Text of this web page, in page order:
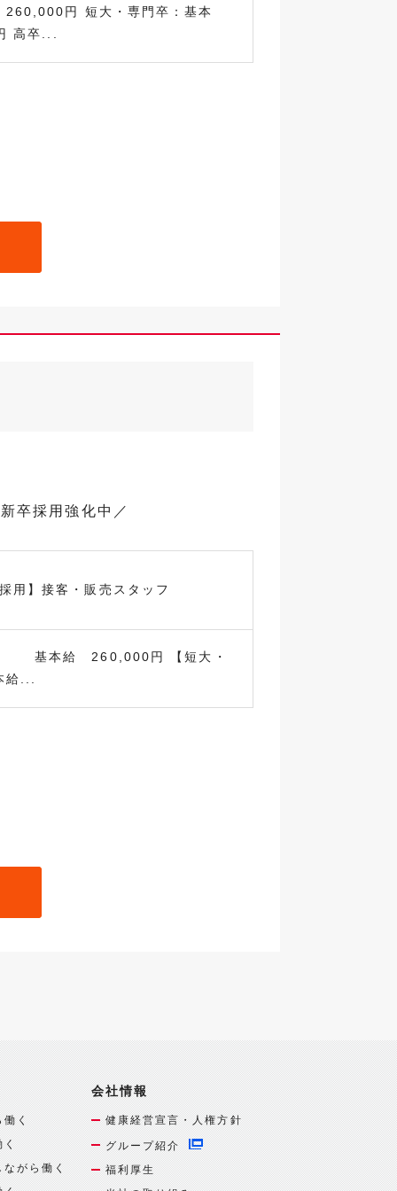
円 短大・専門卒：基本
高卒...
卒採用強化中／
用】接客・販売スタッフ
本給 260,000円 【短大・
...
働く
く
ながら働く
会社情報
健康経営宣言・人権方針
グループ紹介
福利厚生